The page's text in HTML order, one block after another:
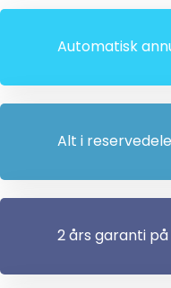
Automatisk
Alt i
2 års garanti